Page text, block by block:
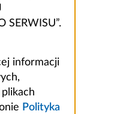
SERWISU”.
informacji
Polityka